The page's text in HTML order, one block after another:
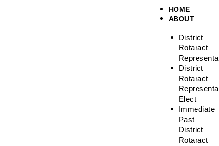
HOME
ABOUT
District
Rotaract
District
Rotaract
Elect
Immediate
Past
District
Rotaract